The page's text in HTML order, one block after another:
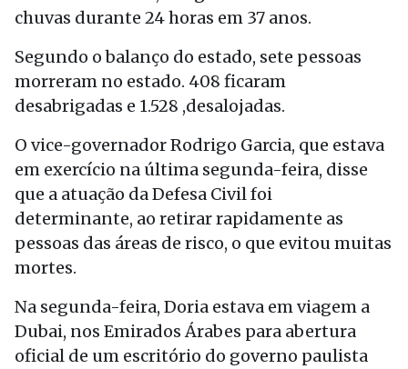
chuvas durante 24 horas em 37 anos.
Segundo o balanço do estado, sete pessoas
morreram no estado. 408 ficaram
desabrigadas e 1.528 ,desalojadas.
O vice-governador Rodrigo Garcia, que estava
em exercício na última segunda-feira, disse
que a atuação da Defesa Civil foi
determinante, ao retirar rapidamente as
pessoas das áreas de risco, o que evitou muitas
mortes.
Na segunda-feira, Doria estava em viagem a
Dubai, nos Emirados Árabes para abertura
oficial de um escritório do governo paulista